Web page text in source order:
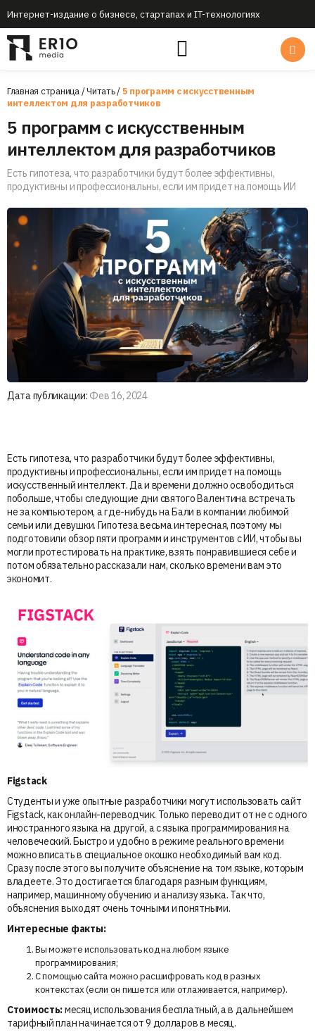
Интернет-издание о бизнесе, стартапах и IT-технологиях
Главная страница/Читать/5 программ с искусственным
интеллектом для разработчиков
5 программ с искусственным
интеллектом для разработчиков
Есть гипотеза, что разработчики будут более эффективны,
продуктивны и профессиональны, если им придет на помощь ИИ
Дата публикации: Фев 16, 2024
Есть гипотеза, что разработчики будут более эффективны,
продуктивны и профессиональны, если им придет на помощь
искусственный интеллект. Да и времени должно освободиться
побольше, чтобы следующие дни святого Валентина встречать
не за компьютером, а где-нибудь на Бали в компании любимой
семьи или девушки. Гипотеза весьма интересная, поэтому мы
подготовили обзор пяти программ и инструментов с ИИ, чтобы вы
могли протестировать на практике, взять понравившиеся себе и
потом обязательно рассказали нам, сколько времени вам это
экономит.
Figstack
Студенты и уже опытные разработчики могут использовать сайт
Figstack, как онлайн-переводчик. Только переводит от не с одного
иностранного языка на другой, а с языка программирования на
человеческий. Быстро и удобно в режиме реального времени
можно вписать в специальное окошко необходимый вам код.
Сразу после этого вы получите объяснение на том языке, которым
владеете. Это достигается благодаря разным функциям,
например, машинному обучению и анализу языка. Так что,
объяснения выходят очень точными и понятными.
Интересные факты:
Вы можете использовать код на любом языке
программирования;
С помощью сайта можно расшифровать код в разных
контекстах (если он пишется или отлаживается, например).
Стоимость:месяц использования бесплатный, а в дальнейшем
тарифный план начинается от 9 долларов в месяц.